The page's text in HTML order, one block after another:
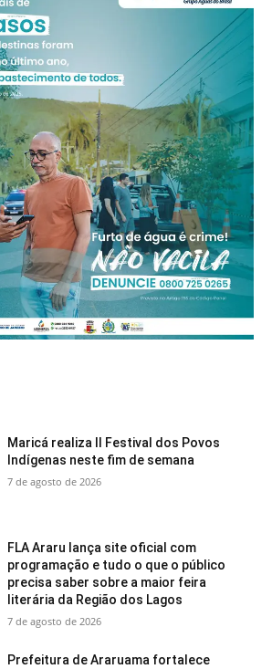
Maricá realiza II Festival dos Povos
Indígenas neste fim de semana
7 de agosto de 2026
FLA Araru lança site oficial com
programação e tudo o que o público
precisa saber sobre a maior feira
literária da Região dos Lagos
7 de agosto de 2026
Prefeitura de Araruama fortalece